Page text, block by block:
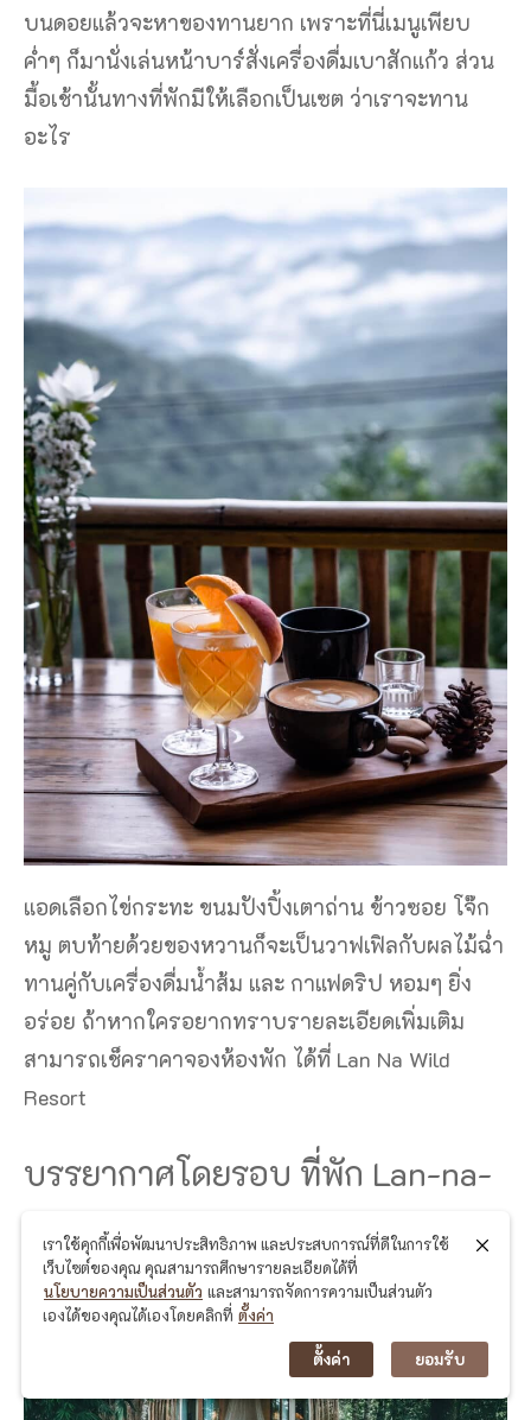
บนดอยแล้วจะหาของทานยาก เพราะที่นี่เมนูเพียบ
ค่ำๆ ก็มานั่งเล่นหน้าบาร์สั่งเครื่องดื่มเบาสักแก้ว ส่วน
มื้อเช้านั้นทางที่พักมีให้เลือกเป็นเซต ว่าเราจะทาน
อะไร
แอดเลือกไข่กระทะ ขนมปังปิ้งเตาถ่าน ข้าวซอย โจ๊ก
หมู ตบท้ายด้วยของหวานก็จะเป็นวาฟเฟิลกับผลไม้ฉ่ำ
ทานคู่กับเครื่องดื่มน้ำส้ม และ กาแฟดริป หอมๆ ยิ่ง
อร่อย ถ้าหากใครอยากทราบรายละเอียดเพิ่มเติม
สามารถเช็คราคาจองห้องพัก ได้ที่ Lan Na Wild
Resort
บรรยากาศโดยรอบ ที่พัก Lan-na-
เราใช้คุกกี้เพื่อพัฒนาประสิทธิภาพ และประสบการณ์ที่ดีในการใช้
เว็บไซต์ของคุณ คุณสามารถศึกษารายละเอียดได้ที่
นโยบายความเป็นส่วนตัว และสามารถจัดการความเป็นส่วนตัว
เองได้ของคุณได้เองโดยคลิกที่ ตั้งค่า
ตั้งค่า ยอมรับ